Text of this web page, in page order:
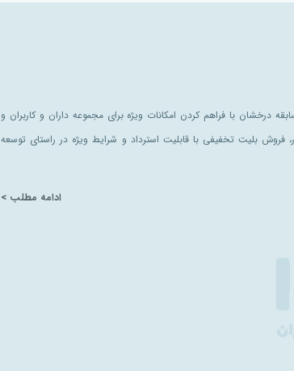
درخشان با فراهم کردن امکانات ویژه برای مجموعه داران و کاربران و
بلیت تخفیفی با قابلیت استرداد و شرایط ویژه در راستای توسعه
ادامه مطلب >